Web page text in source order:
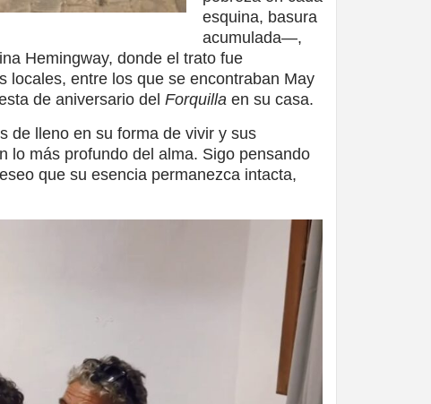
esquina, basura
acumulada—,
Hemingway, donde el trato fue
locales, entre los que se encontraban May
de aniversario del Forquilla en su casa.
de lleno en su forma de vivir y sus
lo más profundo del alma. Sigo pensando
que su esencia permanezca intacta,